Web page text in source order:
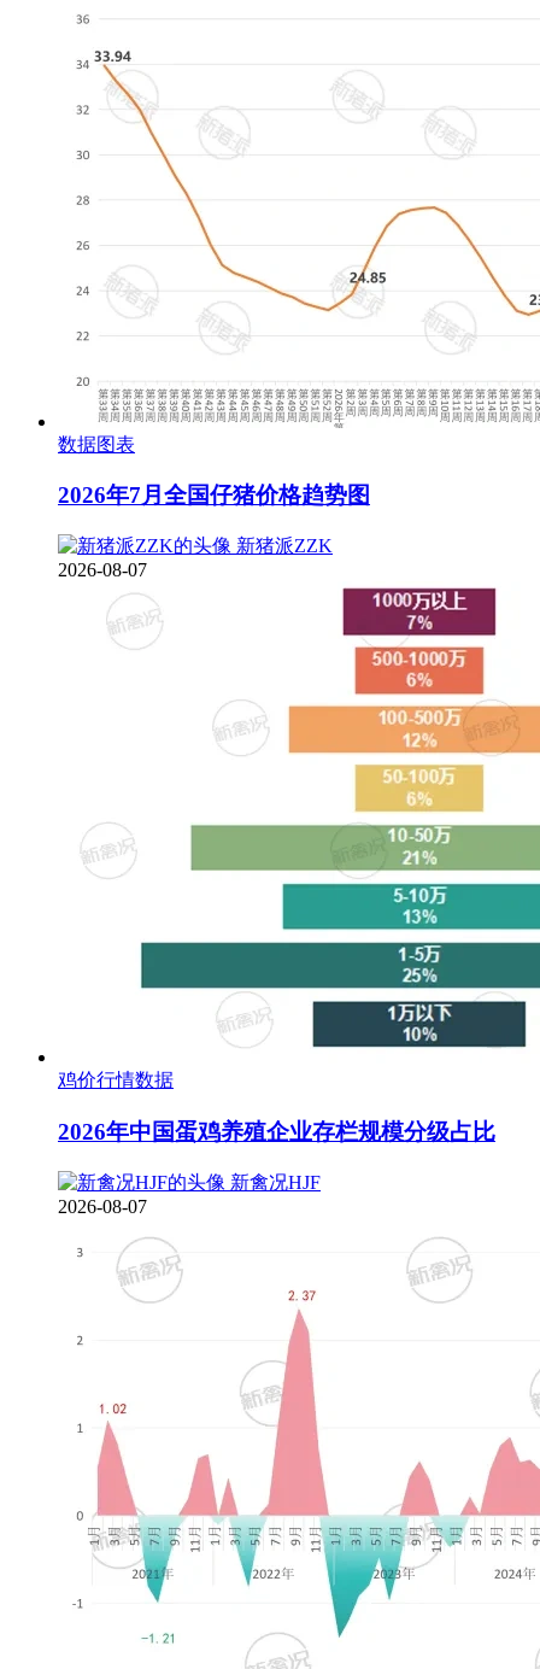
数据图表
2026年7月全国仔猪价格趋势图
新猪派ZZK
2026-08-07
鸡价行情数据
2026年中国蛋鸡养殖企业存栏规模分级占比
新禽况HJF
2026-08-07